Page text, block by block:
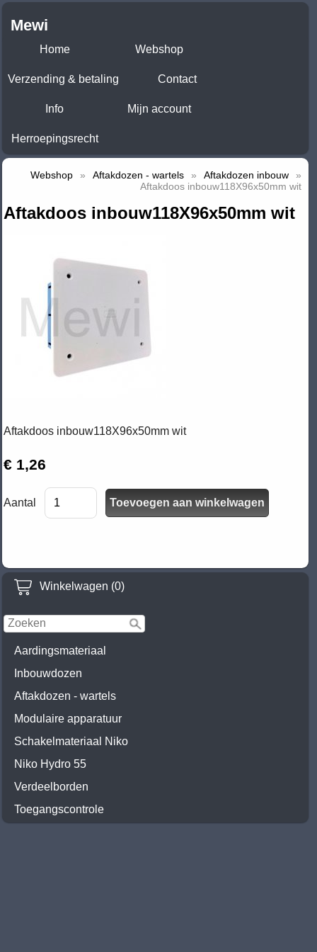
Mewi
Home Webshop
Verzending & betaling Contact
Info Mijn account
Herroepingsrecht
Winkelwagen (0)
Aardingsmateriaal
Inbouwdozen
Aftakdozen - wartels
Modulaire apparatuur
Schakelmateriaal Niko
Niko Hydro 55
Verdeelborden
Toegangscontrole
Webshop » Aftakdozen - wartels » Aftakdozen inbouw
»
Aftakdoos inbouw118X96x50mm wit
Aftakdoos inbouw118X96x50mm wit
Aftakdoos inbouw118X96x50mm wit
€ 1,26
Aantal